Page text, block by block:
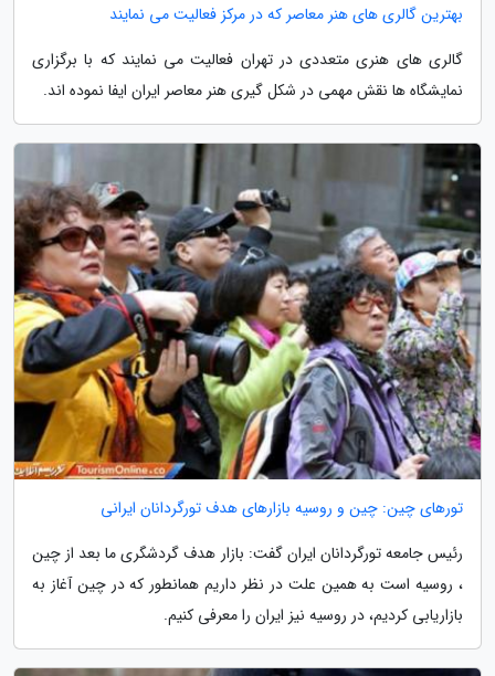
بهترین گالری های هنر معاصر که در مرکز فعالیت می نمایند
گالری های هنری متعددی در تهران فعالیت می نمایند که با برگزاری
نمایشگاه ها نقش مهمی در شکل گیری هنر معاصر ایران ایفا نموده اند.
تورهای چین: چین و روسیه بازارهای هدف تورگردانان ایرانی
رئیس جامعه تورگردانان ایران گفت: بازار هدف گردشگری ما بعد از چین
، روسیه است به همین علت در نظر داریم همانطور که در چین آغاز به
بازاریابی کردیم، در روسیه نیز ایران را معرفی کنیم.